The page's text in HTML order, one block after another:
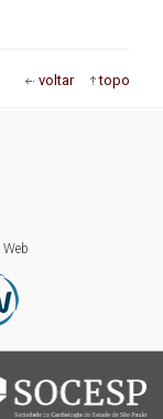
voltar topo